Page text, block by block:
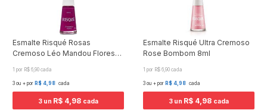
Esmalte Risqué Rosas
Cremoso Léo Mandou Flores
1 por R$ 6,90 cada
3 ou + por R$ 4,98 cada
3 un R$ 4,98 cada
Esmalte Risqué Ultra Cremoso
Rose Bombom 8ml
1 por R$ 6,90 cada
3 ou + por R$ 4,98 cada
3 un R$ 4,98 cada